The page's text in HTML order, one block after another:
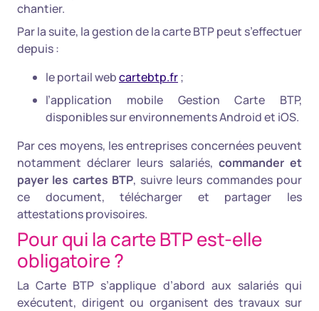
chantier.
Par la suite, la gestion de la carte BTP peut s’effectuer
depuis :
le portail webcartebtp.fr;
l’application mobile Gestion Carte BTP,
disponibles sur environnements Android et iOS.
Par ces moyens, les entreprises concernées peuvent
notamment déclarer leurs salariés, commander et
payer les cartes BTP, suivre leurs commandes pour
ce document, télécharger et partager les
attestations provisoires.
Pour qui la carte BTP est-elle
obligatoire ?
La Carte BTP s’applique d’abord aux salariés qui
exécutent, dirigent ou organisent des travaux sur